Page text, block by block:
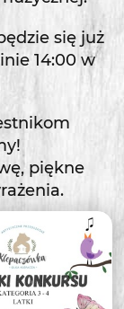
się już
14:00 w
piękne